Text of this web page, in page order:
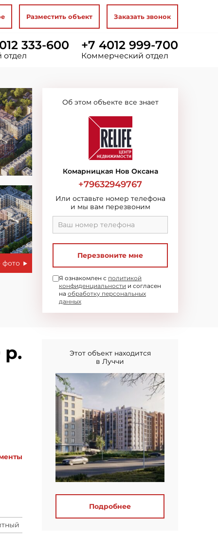
Разместить объект Заказать звонок
333-600 +7 4012 999-700
Коммерческий отдел
фото
Об этом объекте все знает
Комарницкая Нов Оксана
+79632949767
Или оставьте номер телефона
и мы вам перезвоним
Перезвоните мне
Я ознакомлен с политикой
конфиденциальности и согласен
на обработку персональных
данных
р.
Этот объект находится
в Луччи
Подробнее